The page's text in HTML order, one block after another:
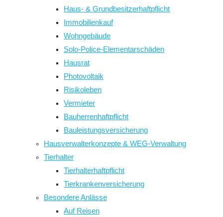
Haus- & Grundbesitzerhaftpflicht
Immobilienkauf
Wohngebäude
Solo-Police-Elementarschäden
Hausrat
Photovoltaik
Risikoleben
Vermieter
Bauherrenhaftpflicht
Bauleistungsversicherung
Hausverwalterkonzepte & WEG-Verwaltung
Tierhalter
Tierhalterhaftpflicht
Tierkrankenversicherung
Besondere Anlässe
Auf Reisen